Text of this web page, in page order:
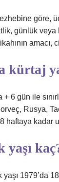
göre,
günlük veya
amacı,
kürtaj
+ 6 gün ile
Rusya,
haftaya kadar
1979’da